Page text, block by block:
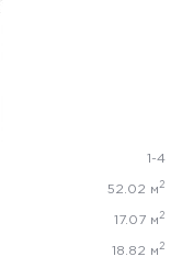
1-4
52.02 м 2
17.07 м 2
18.82 м 2